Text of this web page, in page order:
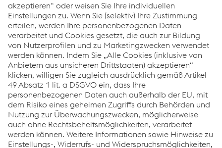
Forschungschef Peter Schwab.
9. Januar 2013
Weltmeisterliche Stahlkonstruktion
„voestalpine skygate“ für die FIS
Alpine Ski WM Schladming 2013